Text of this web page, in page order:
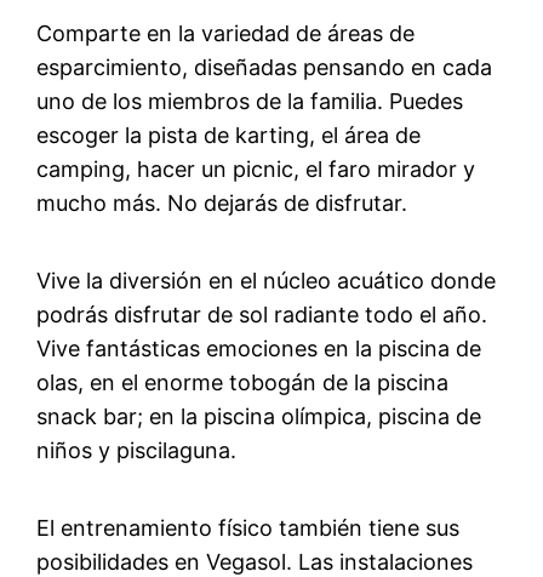
Comparte en la variedad de áreas de
esparcimiento, diseñadas pensando en cada
uno de los miembros de la familia. Puedes
escoger la pista de karting, el área de
camping, hacer un picnic, el faro mirador y
mucho más. No dejarás de disfrutar.
Vive la diversión en el núcleo acuático donde
podrás disfrutar de sol radiante todo el año.
Vive fantásticas emociones en la piscina de
olas, en el enorme tobogán de la piscina
snack bar; en la piscina olímpica, piscina de
niños y piscilaguna.
El entrenamiento físico también tiene sus
posibilidades en Vegasol. Las instalaciones